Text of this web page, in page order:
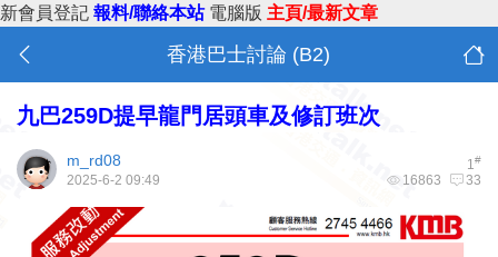
新會員登記 報料/聯絡本站 電腦版 主頁/最新文章
香港巴士討論 (B2)
九巴259D提早龍門居頭車及修訂班次
1#
m_rd08
16863 33
2025-6-2 09:49